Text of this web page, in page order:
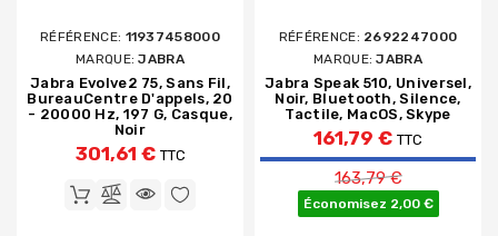
RÉFÉRENCE: 11937458000
MARQUE:JABRA
Jabra Evolve2 75, Sans Fil,
BureauCentre D'appels, 20
- 20000 Hz, 197 G, Casque,
Noir
301,61 € TTC
RÉFÉRENCE: 2692247000
MARQUE:JABRA
Jabra Speak 510, Universel,
Noir, Bluetooth, Silence,
Tactile, MacOS, Skype
161,79 € TTC
Prix de base
163,79 €
Économisez 2,00 €